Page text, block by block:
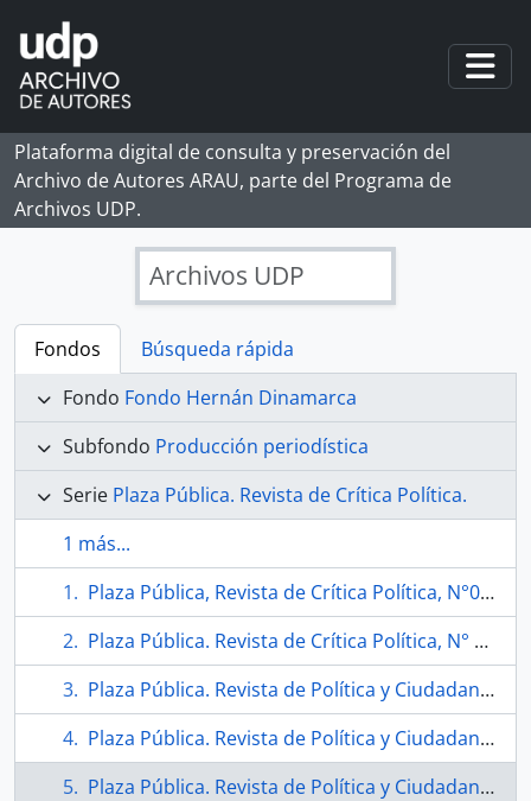
Skip to main content
Plataforma digital de consulta y preservación del
Archivo de Autores ARAU, parte del Programa de
Archivos UDP.
Archivos UDP
Fondos
Búsqueda rápida
Fondo Fondo Hernán Dinamarca
Subfondo Producción periodística
Serie Plaza Pública. Revista de Crítica Política.
1 más...
Plaza Pública, Revista de Crítica Política, N°03 (1997)
Plaza Pública. Revista de Crítica Política, N° 02 (1996-1997)
Plaza Pública. Revista de Política y Ciudadanía, N° 07 (abril-mayo-junio 1999)
Plaza Pública. Revista de Política y Ciudadanía, N° 8 (2000)
Plaza Pública. Revista de Política y Ciudadanía, N°05 (septiembre-octubre 1998)